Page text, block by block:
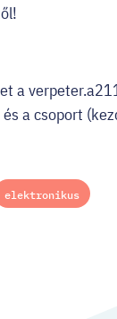
a
a csoport
elektronikus